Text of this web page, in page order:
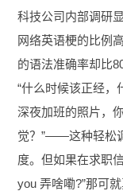
科技公司内部调研
网络英语梗的比例
的语法准确率却比
“什么时候该正经，
深夜加班的照片，
觉？”——这种轻松
度。但如果在求职
you 弄啥嘞?”那可就